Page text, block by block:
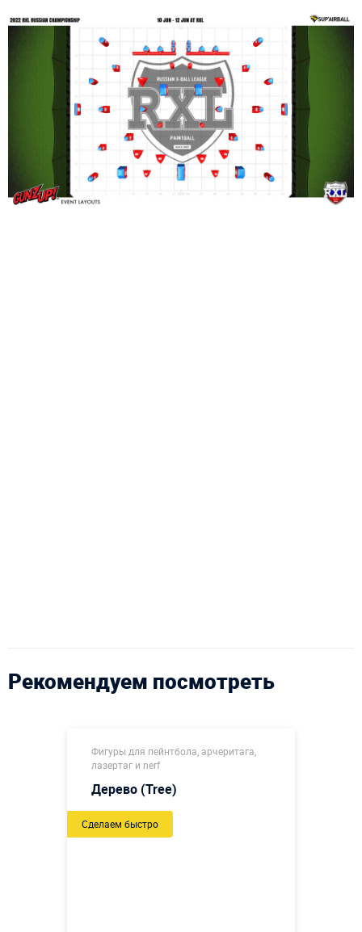
Рекомендуем посмотреть
Фигуры для пейнтбола, арчеритага,
лазертаг и nerf
Дерево (Tree)
Сделаем быстро